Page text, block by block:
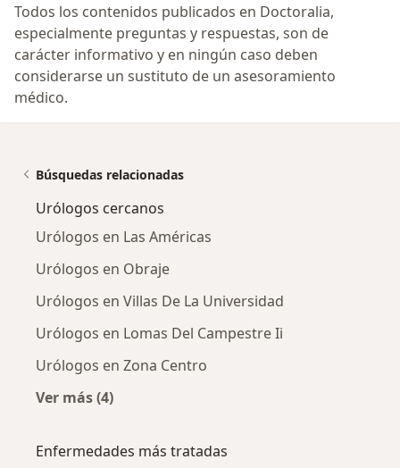
Todos los contenidos publicados en Doctoralia,
especialmente preguntas y respuestas, son de
carácter informativo y en ningún caso deben
considerarse un sustituto de un asesoramiento
médico.
Búsquedas relacionadas
Urólogos cercanos
Urólogos en Las Américas
Urólogos en Obraje
Urólogos en Villas De La Universidad
Urólogos en Lomas Del Campestre Ii
Urólogos en Zona Centro
Ver más (4)
Enfermedades más tratadas